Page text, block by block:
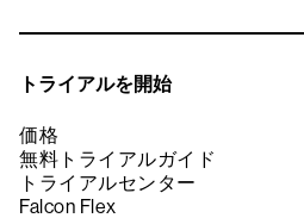
トライアルを開始
価格
無料トライアルガイド
トライアルセンター
Falcon Flex